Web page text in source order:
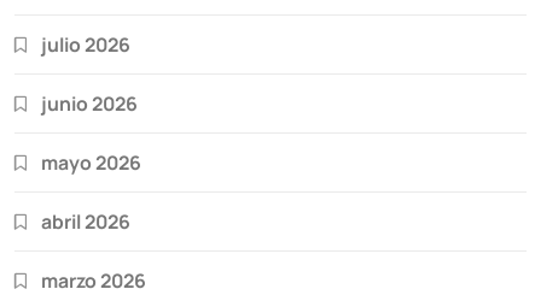
julio 2026
junio 2026
mayo 2026
abril 2026
marzo 2026